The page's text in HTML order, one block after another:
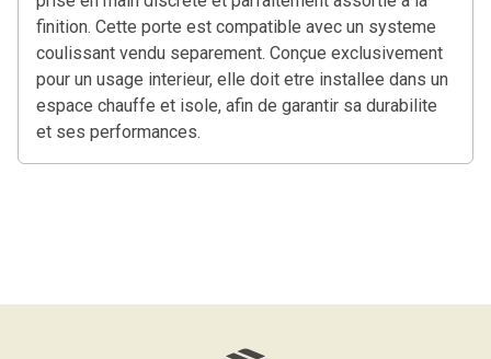
finition. Cette porte est compatible avec un systeme
coulissant vendu separement. Conçue exclusivement
pour un usage interieur, elle doit etre installee dans un
espace chauffe et isole, afin de garantir sa durabilite
et ses performances.